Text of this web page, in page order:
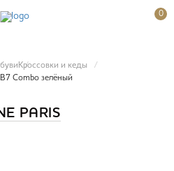
0
Кроссовки и кеды
Combo зелёный
PARIS